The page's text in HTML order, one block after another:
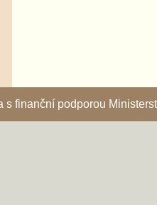
s finanční podporou